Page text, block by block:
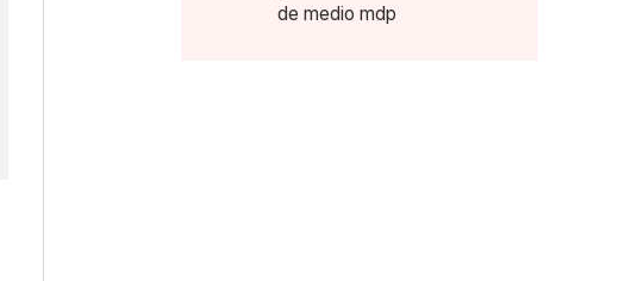
de medio mdp